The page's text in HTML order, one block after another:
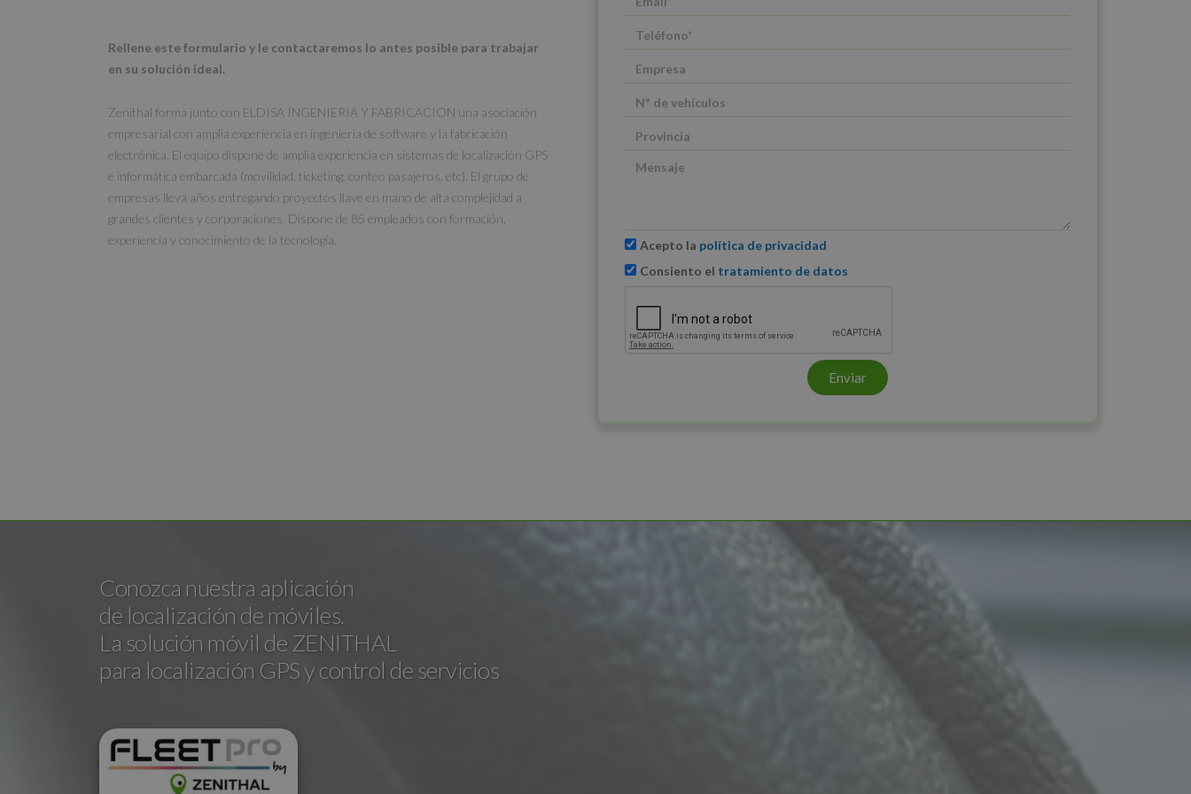
Rellene este formulario y le contactaremos lo antes posible para trabajar
en su solución ideal.
Zenithal forma junto con ELDISA INGENIERIA Y FABRICACION una asociación
empresarial con amplia experiencia en ingeniería de software y la fabricación
electrónica. El equipo dispone de amplia experiencia en sistemas de localización GPS
e informática embarcada (movilidad, ticketing, conteo pasajeros, etc). El grupo de
empresas lleva años entregando proyectos llave en mano de alta complejidad a
grandes clientes y corporaciones. Dispone de 85 empleados con formación,
experiencia y conocimiento de la tecnología.
Acepto la política de privacidad
Consiento el tratamiento de datos
Enviar
Conozca nuestra aplicación
de localización de móviles.
La solución móvil de ZENITHAL
para localización GPS y control de servicios